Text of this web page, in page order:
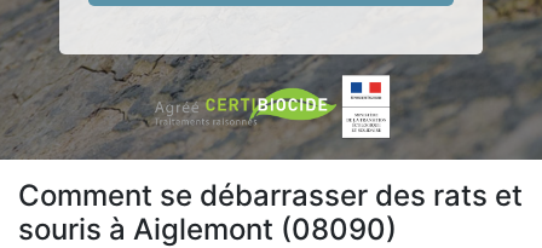
Comment se débarrasser des rats et
souris à Aiglemont (08090)